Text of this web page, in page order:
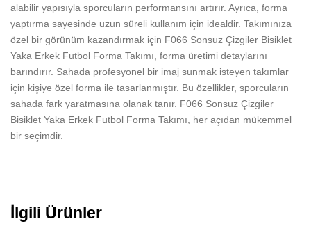
alabilir yapısıyla sporcuların performansını artırır. Ayrıca, forma
yaptırma sayesinde uzun süreli kullanım için idealdir. Takımınıza
özel bir görünüm kazandırmak için F066 Sonsuz Çizgiler Bisiklet
Yaka Erkek Futbol Forma Takımı, forma üretimi detaylarını
barındırır. Sahada profesyonel bir imaj sunmak isteyen takımlar
için kişiye özel forma ile tasarlanmıştır. Bu özellikler, sporcuların
sahada fark yaratmasına olanak tanır. F066 Sonsuz Çizgiler
Bisiklet Yaka Erkek Futbol Forma Takımı, her açıdan mükemmel
bir seçimdir.
İlgili Ürünler